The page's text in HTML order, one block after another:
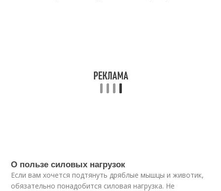
О пользе силовых нагрузок
Если вам хочется подтянуть дряблые мышцы и животик,
обязательно понадобится силовая нагрузка. Не